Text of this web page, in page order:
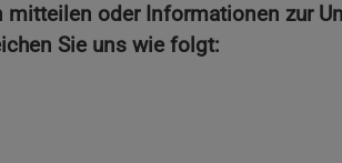
oder Informationen zur
Sie uns wie folgt: